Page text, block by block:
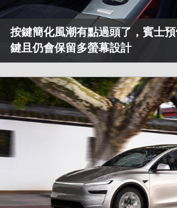
按鍵簡化風潮有點過頭了，賓士
鍵且仍會保留多螢幕設計